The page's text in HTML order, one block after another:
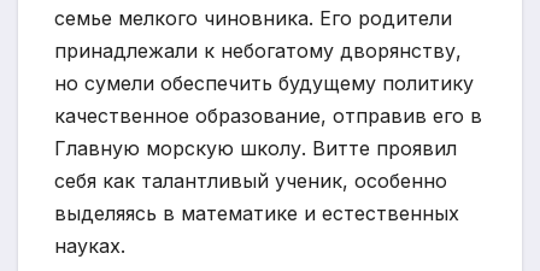
семье мелкого чиновника. Его родители
принадлежали к небогатому дворянству,
но сумели обеспечить будущему политику
качественное образование, отправив его в
Главную морскую школу. Витте проявил
себя как талантливый ученик, особенно
выделяясь в математике и естественных
науках.